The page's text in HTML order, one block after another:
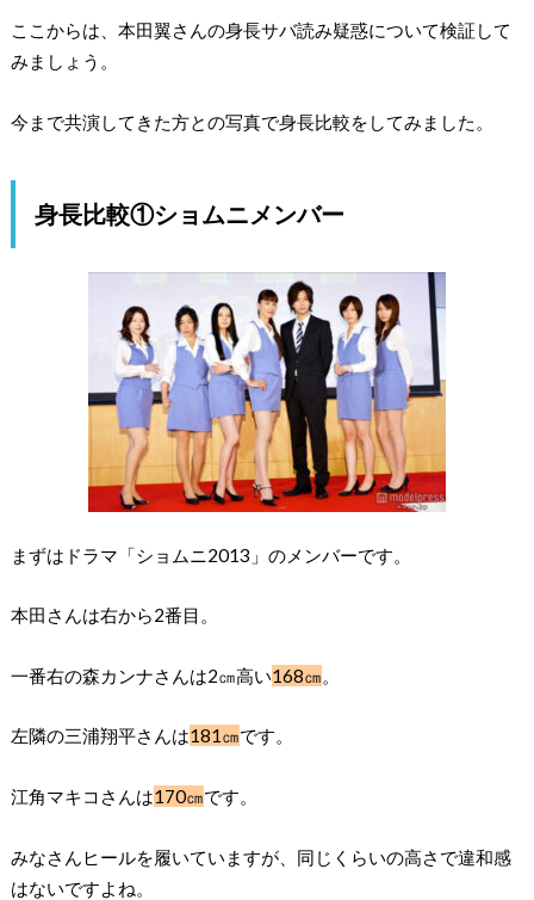
ここからは、本田翼さんの身長サバ読み疑惑について検証して
みましょう。
今まで共演してきた方との写真で身長比較をしてみました。
身長比較①ショムニメンバー
まずはドラマ「ショムニ2013」のメンバーです。
本田さんは右から2番目。
一番右の森カンナさんは2㎝高い168㎝。
左隣の三浦翔平さんは181㎝です。
江角マキコさんは170㎝です。
みなさんヒールを履いていますが、同じくらいの高さで違和感
はないですよね。